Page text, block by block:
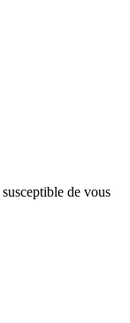
de vous